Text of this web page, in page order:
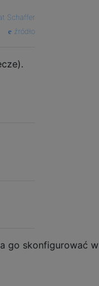
Schaffer
źródło
go skonfigurować w